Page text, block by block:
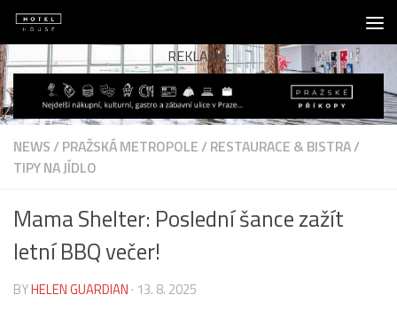
Skip to content
REKLAMA:
NEWS/PRAŽSKÁ METROPOLE/RESTAURACE & BISTRA/
TIPY NA JÍDLO
Mama Shelter: Poslední šance zažít
letní BBQ večer!
BYHELEN GUARDIAN · 13. 8. 2025